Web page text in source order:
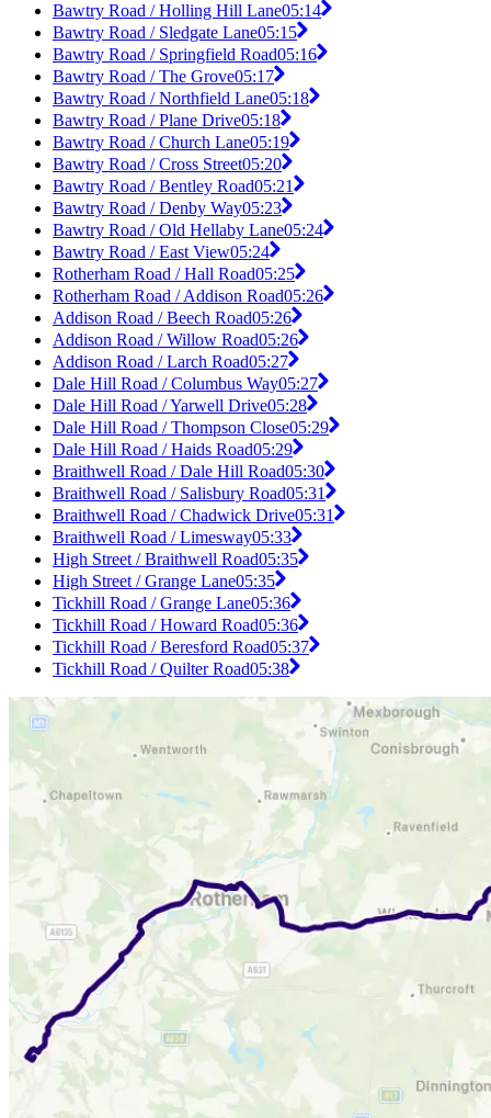
Bawtry Road / Holling Hill Lane05:14
Bawtry Road / Sledgate Lane05:15
Bawtry Road / Springfield Road05:16
Bawtry Road / The Grove05:17
Bawtry Road / Northfield Lane05:18
Bawtry Road / Plane Drive05:18
Bawtry Road / Church Lane05:19
Bawtry Road / Cross Street05:20
Bawtry Road / Bentley Road05:21
Bawtry Road / Denby Way05:23
Bawtry Road / Old Hellaby Lane05:24
Bawtry Road / East View05:24
Rotherham Road / Hall Road05:25
Rotherham Road / Addison Road05:26
Addison Road / Beech Road05:26
Addison Road / Willow Road05:26
Addison Road / Larch Road05:27
Dale Hill Road / Columbus Way05:27
Dale Hill Road / Yarwell Drive05:28
Dale Hill Road / Thompson Close05:29
Dale Hill Road / Haids Road05:29
Braithwell Road / Dale Hill Road05:30
Braithwell Road / Salisbury Road05:31
Braithwell Road / Chadwick Drive05:31
Braithwell Road / Limesway05:33
High Street / Braithwell Road05:35
High Street / Grange Lane05:35
Tickhill Road / Grange Lane05:36
Tickhill Road / Howard Road05:36
Tickhill Road / Beresford Road05:37
Tickhill Road / Quilter Road05:38